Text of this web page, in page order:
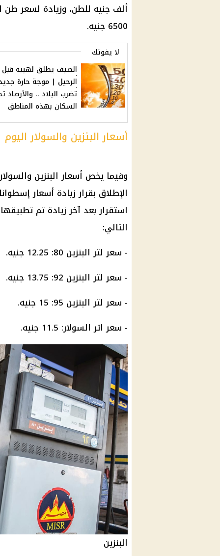
ألف جنيه للطن، وزيادة لسعر طن
6500 جنيه.
لا يفوتك
الصيف يطلق لهيبه قبل
الرحيل | موجة حارة
تضرب البلاد .. والأرصاد
السكان بهذه المناطق
أسعار البنزين والسولار اليوم
وفيما يخص أسعار البنزين
الإطلاق بقرارزيادة أسعار
استقرار بعد آخر زيادة تم
التالي:
- سعر لتر البنزين
- سعر لتر البنزين
- سعر لتر البنزين 95
: 15 جنيه.
- سعر اتر السولار: 11.5 جنيه.
البنزين